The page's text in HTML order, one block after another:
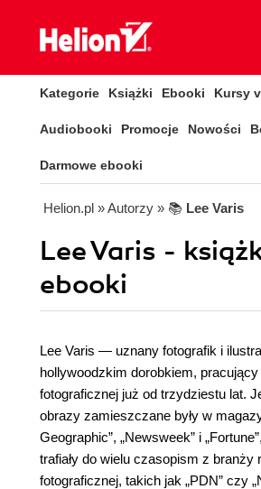
Kategorie Książki Ebooki Kursy
Audiobooki Promocje Nowości
Darmowe ebooki
Helion.pl » Autorzy » 📚 Lee Varis
Lee Varis -
ebooki
Lee Varis — uznany fotografik i
hollywoodzkim dorobkiem,
fotograficznej już od trzydziestu lat.
obrazy zamieszczane były w
Geographic”, „Newsweek” i
trafiały do wielu czasopism z branży
fotograficznej, takich jak „PDN” czy